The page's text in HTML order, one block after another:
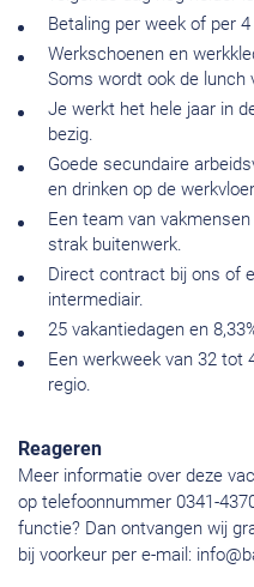
Betaling per week of per
Werkschoenen en
Soms wordt ook de lunch
Je werkt het hele jaar in
bezig.
Goede secundaire
en drinken op de
Een team van
strak buitenwerk.
Direct contract bij ons of
intermediair.
25 vakantiedagen en
Een werkweek van 32 tot
regio.
Reageren
Meer informatie over deze
op telefoonnummer 0341-
functie? Dan ontvangen wij
bij voorkeur per e-mail: